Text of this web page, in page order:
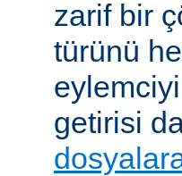
zarif bir
türünü
getirisi